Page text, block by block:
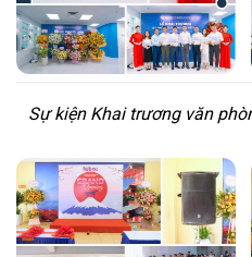
Sự kiện Khai trương văn